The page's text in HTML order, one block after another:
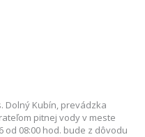
Dolný Kubín, prevádzka
pitnej vody v meste
od 08:00 hod. bude z dôvodu